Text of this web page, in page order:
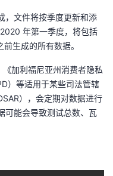
，文件将按季度更新和添
年第一季度，将包括
生成的所有数据。
加利福尼亚州消费者隐私
）等适用于某些司法管辖
），会定期对数据进行
可能会导致测试总数、瓦